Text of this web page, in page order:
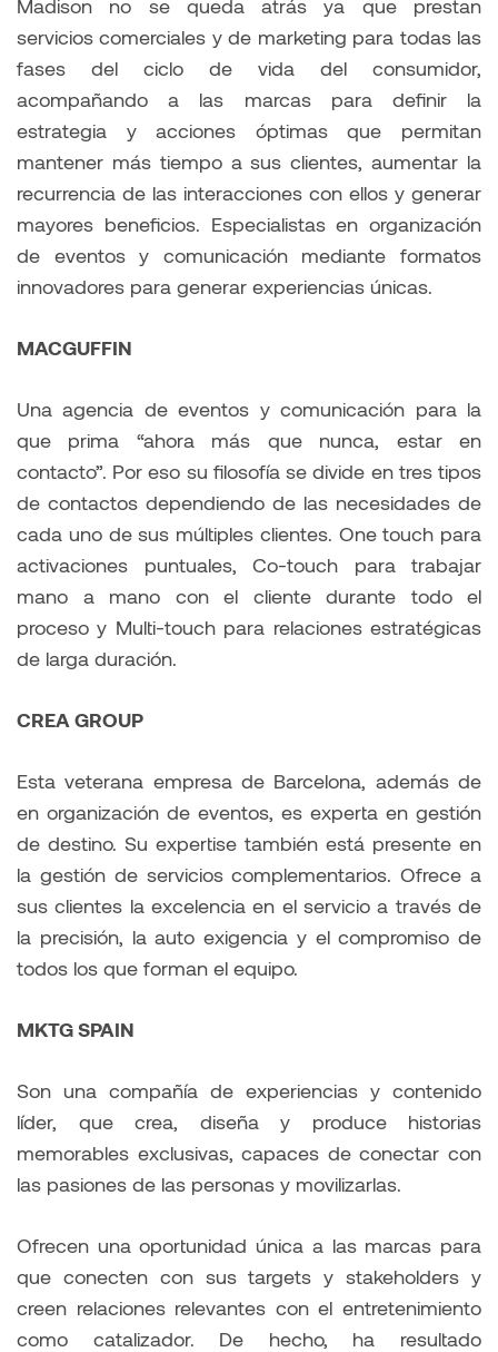
Madison no se queda atrás ya que prestan
servicios comerciales y de marketing para todas las
fases del ciclo de vida del consumidor,
acompañando a las marcas para definir la
estrategia y acciones óptimas que permitan
mantener más tiempo a sus clientes, aumentar la
recurrencia de las interacciones con ellos y generar
mayores beneficios. Especialistas en organización
de eventos y comunicación mediante formatos
innovadores para generar experiencias únicas.
MACGUFFIN
Una agencia de eventos y comunicación para la
que prima “ahora más que nunca, estar en
contacto”. Por eso su filosofía se divide en tres tipos
de contactos dependiendo de las necesidades de
cada uno de sus múltiples clientes. One touch para
activaciones puntuales, Co-touch para trabajar
mano a mano con el cliente durante todo el
proceso y Multi-touch para relaciones estratégicas
de larga duración.
CREA GROUP
Esta veterana empresa de Barcelona, además de
en organización de eventos, es experta en gestión
de destino. Su expertise también está presente en
la gestión de servicios complementarios. Ofrece a
sus clientes la excelencia en el servicio a través de
la precisión, la auto exigencia y el compromiso de
todos los que forman el equipo.
MKTG SPAIN
Son una compañía de experiencias y contenido
líder, que crea, diseña y produce historias
memorables exclusivas, capaces de conectar con
las pasiones de las personas y movilizarlas.​
Ofrecen una oportunidad única a las marcas para
que conecten con sus targets y stakeholders y
creen relaciones relevantes con el entretenimiento
como catalizador. De hecho, ha resultado